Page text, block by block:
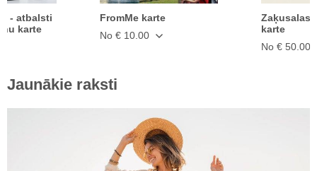
- atbalsti
karte
FromMe karte
No € 10.00
Zaķusalas
karte
No € 50.00
Jaunākie raksti